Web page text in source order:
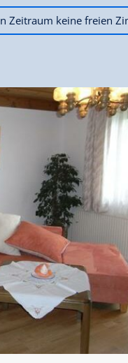
Zeitraum keine freien